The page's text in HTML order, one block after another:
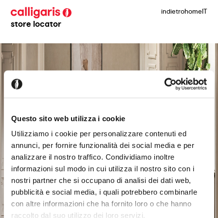
Questo sito web utilizza i cookie
Utilizziamo i cookie per personalizzare contenuti ed
annunci, per fornire funzionalità dei social media e per
analizzare il nostro traffico. Condividiamo inoltre
informazioni sul modo in cui utilizza il nostro sito con i
nostri partner che si occupano di analisi dei dati web,
pubblicità e social media, i quali potrebbero combinarle
con altre informazioni che ha fornito loro o che hanno
raccolto dal suo utilizzo dei loro servizi.
store locator
indietrohomeIT